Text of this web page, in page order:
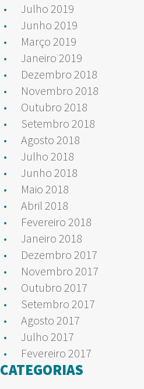
Julho 2019
Junho 2019
Março 2019
Janeiro 2019
Dezembro 2018
Novembro 2018
Outubro 2018
Setembro 2018
Agosto 2018
Julho 2018
Junho 2018
Maio 2018
Abril 2018
Fevereiro 2018
Janeiro 2018
Dezembro 2017
Novembro 2017
Outubro 2017
Setembro 2017
Agosto 2017
Julho 2017
Fevereiro 2017
CATEGORIAS